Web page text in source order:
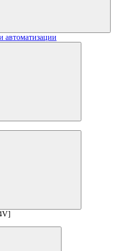
автоматизации